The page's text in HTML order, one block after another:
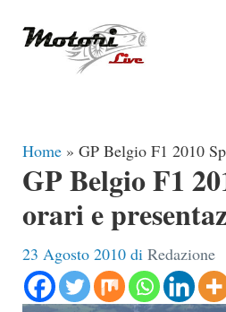
Home » GP Belgio F1 2010
GP Belgio F1
orari e
23 Agosto 2010 di Redazione